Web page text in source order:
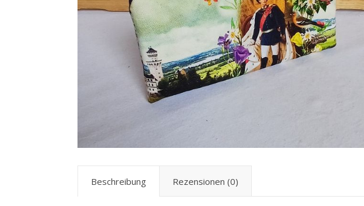
Beschreibung Rezensionen (0)